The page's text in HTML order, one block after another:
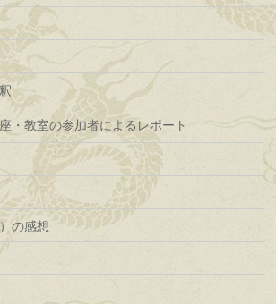
・教室の参加者によるレポート
の感想